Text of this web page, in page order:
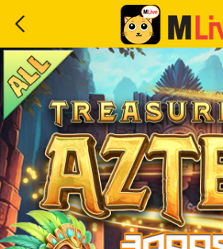
Home
Event
LuckyGame
WinwinCoin
Debit
Mdoll
Help